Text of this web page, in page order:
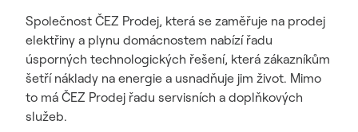
Společnost ČEZ Prodej, která se zaměřuje na prodej
elektřiny a plynu domácnostem nabízí řadu
úsporných technologických řešení, která zákazníkům
šetří náklady na energie a usnadňuje jim život. Mimo
to má ČEZ Prodej řadu servisních a doplňkových
služeb.